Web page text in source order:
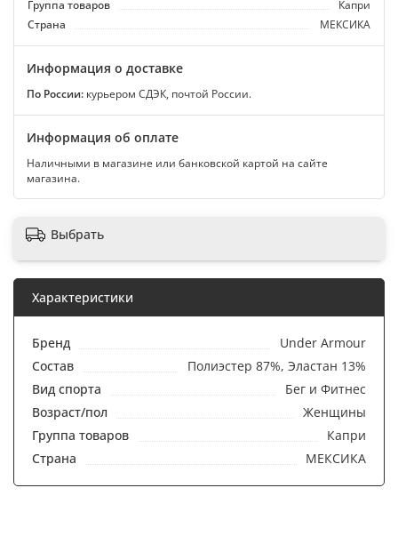
Группа товаров
Капри
Страна
МЕКСИКА
Информация о доставке
По России: курьером СДЭК, почтой России.
Информация об оплате
Наличными в магазине или банковской картой на сайте
магазина.
Выбрать
Характеристики
Бренд
Under Armour
Состав
Полиэстер 87%, Эластан 13%
Вид спорта
Бег и Фитнес
Возраст/пол
Женщины
Группа товаров
Капри
Страна
МЕКСИКА